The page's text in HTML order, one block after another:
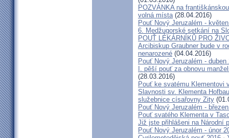
POZVÁNKA na
volná místa(28.04.2016)
Pouť Nový Jeruzalém -
6. Medžugorské setkání na
POUŤ LÉKÁRNÍKŮ PRO
Arcibiskup Graubner bude v
nenarozené (04.04.2016)
Pouť Nový Jeruzalém - duben
I. pěší pouť za obnovu
(28.03.2016)
Pouť ke svatému Klementovi
Slavnosti sv. Klementa
služebnice císařovny Zity
Pouť Nový Jeruzalém -
Pouť svatého Klementa v
Již jste přihlášeni na Národní
Pouť Nový Jeruzalém - únor